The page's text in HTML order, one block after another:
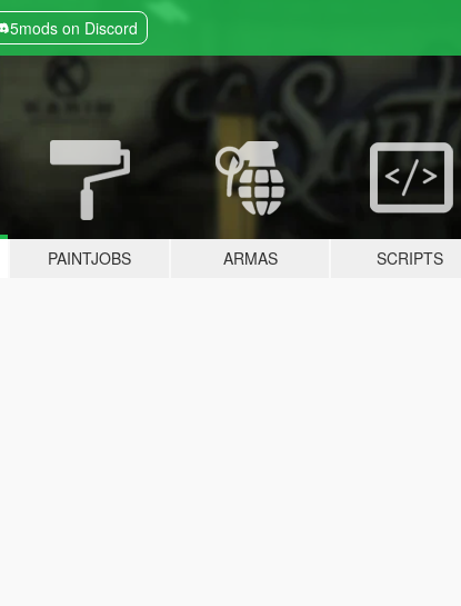
5mods on Discord
PAINTJOBS ARMAS SCRIPTS